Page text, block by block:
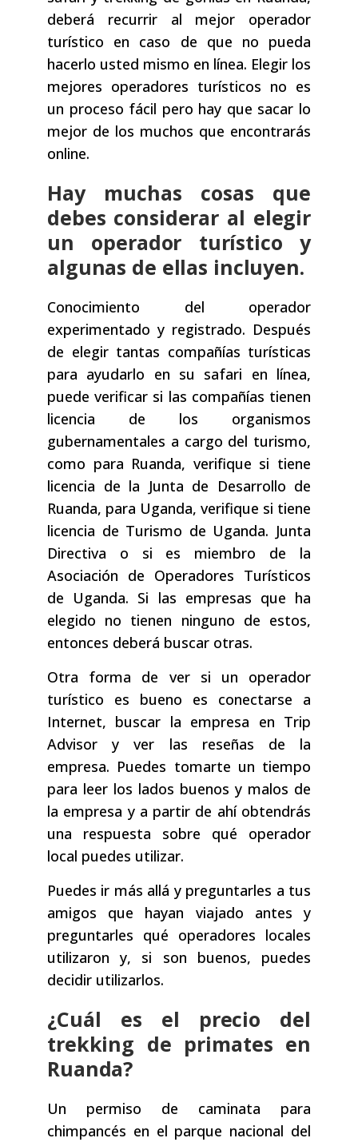
deberá recurrir al mejor operador
turístico en caso de que no pueda
hacerlo usted mismo en línea. Elegir los
mejores operadores turísticos no es
un proceso fácil pero hay que sacar lo
mejor de los muchos que encontrarás
online.
Hay muchas cosas que
debes considerar al elegir
un operador turístico y
algunas de ellas incluyen.
Conocimiento del operador
experimentado y registrado. Después
de elegir tantas compañías turísticas
para ayudarlo en su safari en línea,
puede verificar si las compañías tienen
licencia de los organismos
gubernamentales a cargo del turismo,
como para Ruanda, verifique si tiene
licencia de la Junta de Desarrollo de
Ruanda, para Uganda, verifique si tiene
licencia de Turismo de Uganda. Junta
Directiva o si es miembro de la
Asociación de Operadores Turísticos
de Uganda. Si las empresas que ha
elegido no tienen ninguno de estos,
entonces deberá buscar otras.
Otra forma de ver si un operador
turístico es bueno es conectarse a
Internet, buscar la empresa en Trip
Advisor y ver las reseñas de la
empresa. Puedes tomarte un tiempo
para leer los lados buenos y malos de
la empresa y a partir de ahí obtendrás
una respuesta sobre qué operador
local puedes utilizar.
Puedes ir más allá y preguntarles a tus
amigos que hayan viajado antes y
preguntarles qué operadores locales
utilizaron y, si son buenos, puedes
decidir utilizarlos.
¿Cuál es el precio del
trekking de primates en
Ruanda?
Un permiso de caminata para
chimpancés en el parque nacional del